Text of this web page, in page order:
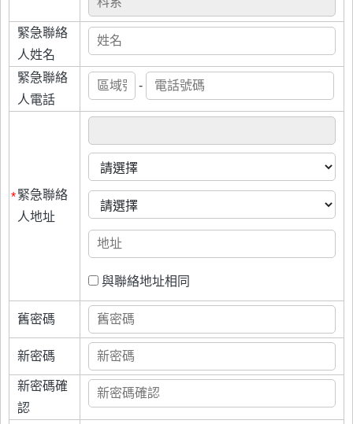
緊急聯絡
人姓名
緊急聯絡
人電話
-
*緊急聯絡
人地址
與聯絡地址相同
舊密碼
新密碼
新密碼確
認